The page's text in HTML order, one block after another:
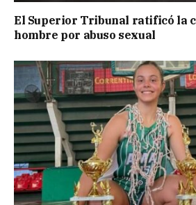
El Superior Tribunal ratificó la
hombre por abuso sexual